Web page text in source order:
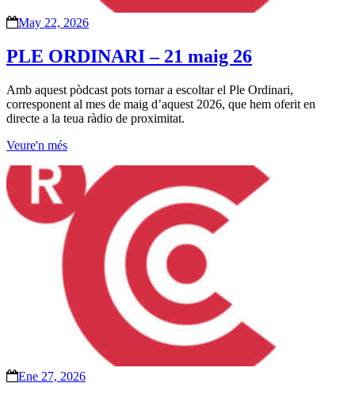
May 22, 2026
PLE ORDINARI – 21 maig 26
Amb aquest pòdcast pots tornar a escoltar el Ple Ordinari,
corresponent al mes de maig d’aquest 2026, que hem oferit en
directe a la teua ràdio de proximitat.
Veure'n més
Ene 27, 2026